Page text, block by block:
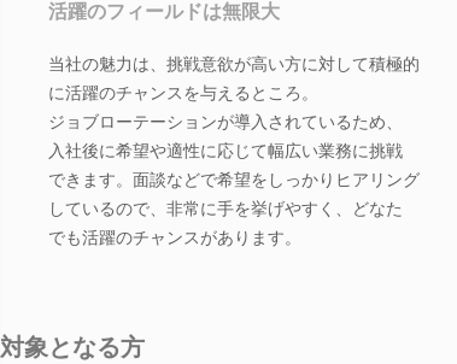
活躍のフィールドは無限大
当社の魅力は、挑戦意欲が高い方に対して積極的
に活躍のチャンスを与えるところ。
ジョブローテーションが導入されているため、
入社後に希望や適性に応じて幅広い業務に挑戦
できます。面談などで希望をしっかりヒアリング
しているので、非常に手を挙げやすく、どなた
でも活躍のチャンスがあります。
対象となる方